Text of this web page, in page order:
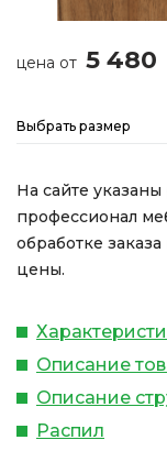
цена от 5 480
Выбрать размер
На сайте
профессионал
обработке
цены.
Описание
Описание
Распил